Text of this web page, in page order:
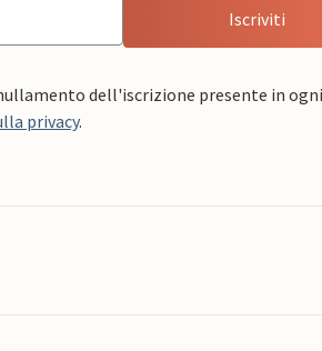
Iscriviti
dell'iscrizione presente in
privacy.